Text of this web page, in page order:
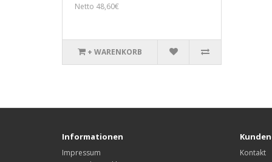
Netto 48,60€
+ WARENKORB
Informationen
Impressum
Kontakt